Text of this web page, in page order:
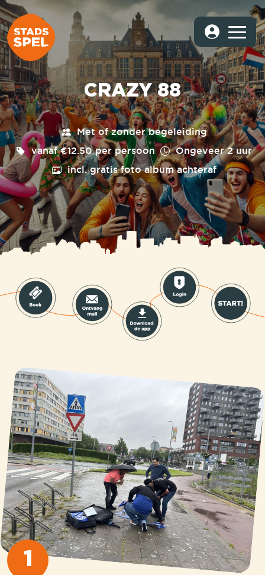
CRAZY 88
Met of zonder begeleiding
vanaf €12.50 per persoon
Ongeveer2 uur
incl. gratis foto album achteraf
1